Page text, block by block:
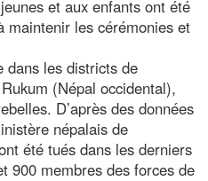
et aux enfants ont été
maintenir les cérémonies et
dans les districts de
(Népal occidental),
D’après des données
népalais de
été tués dans les derniers
900 membres des forces de